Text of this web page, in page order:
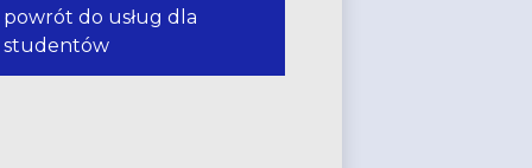
w
nowym
oknie
powrót do usług dla
studentów